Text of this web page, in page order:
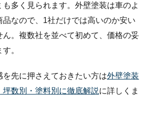
も多く見られます。外壁塗装は車のよ
品なので、1社だけでは高いのか安い
ん。複数社を並べて初めて、価格の妥
。
を先に押さえておきたい方は外壁塗装
数別・塗料別に徹底解説に詳しくま